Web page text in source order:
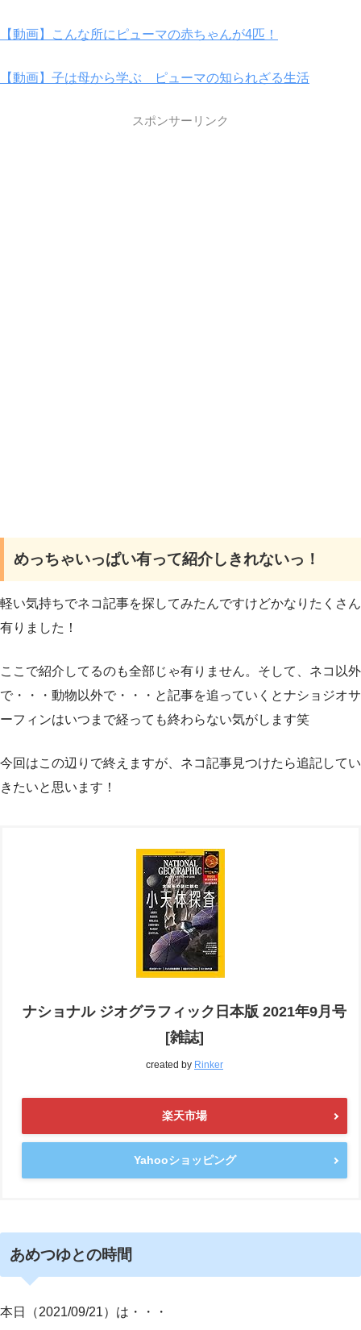
【動画】こんな所にピューマの赤ちゃんが4匹！
【動画】子は母から学ぶ ピューマの知られざる生活
スポンサーリンク
めっちゃいっぱい有って紹介しきれないっ！
軽い気持ちでネコ記事を探してみたんですけどかなりたくさん
有りました！
ここで紹介してるのも全部じゃ有りません。そして、ネコ以外
で・・・動物以外で・・・と記事を追っていくとナショジオサ
ーフィンはいつまで経っても終わらない気がします笑
今回はこの辺りで終えますが、ネコ記事見つけたら追記してい
きたいと思います！
ナショナル ジオグラフィック日本版 2021年9月号
[雑誌]
created by Rinker
楽天市場
Yahooショッピング
あめつゆとの時間
本日（2021/09/21）は・・・